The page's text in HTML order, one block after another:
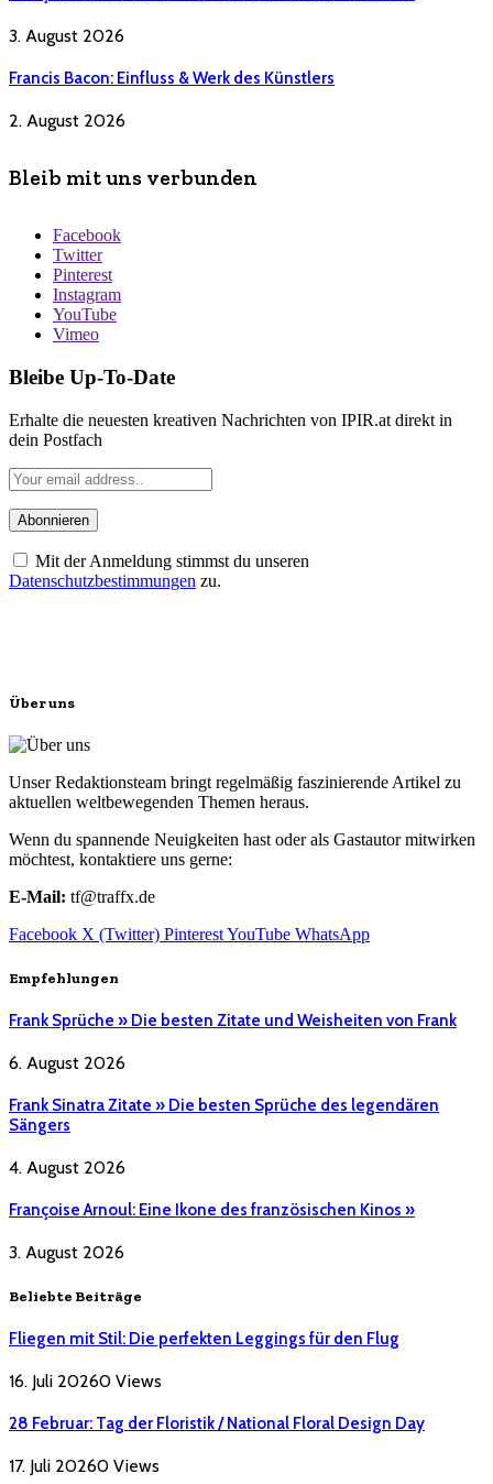
3. August 2026
Francis Bacon: Einfluss & Werk des Künstlers
2. August 2026
Bleib mit uns verbunden
Facebook
Twitter
Pinterest
Instagram
YouTube
Vimeo
Bleibe Up-To-Date
Erhalte die neuesten kreativen Nachrichten von IPIR.at direkt in
dein Postfach
Mit der Anmeldung stimmst du unseren
Datenschutzbestimmungen zu.
Über uns
Unser Redaktionsteam bringt regelmäßig faszinierende Artikel zu
aktuellen weltbewegenden Themen heraus.
Wenn du spannende Neuigkeiten hast oder als Gastautor mitwirken
möchtest, kontaktiere uns gerne:
E-Mail: tf@traffx.de
Facebook X (Twitter) PinterestYouTube WhatsApp
Empfehlungen
Frank Sprüche » Die besten Zitate und Weisheiten von Frank
6. August 2026
Frank Sinatra Zitate » Die besten Sprüche des legendären
Sängers
4. August 2026
Françoise Arnoul: Eine Ikone des französischen Kinos »
3. August 2026
Beliebte Beiträge
Fliegen mit Stil: Die perfekten Leggings für den Flug
16. Juli 20260 Views
28 Februar: Tag der Floristik / National Floral Design Day
17. Juli 20260 Views